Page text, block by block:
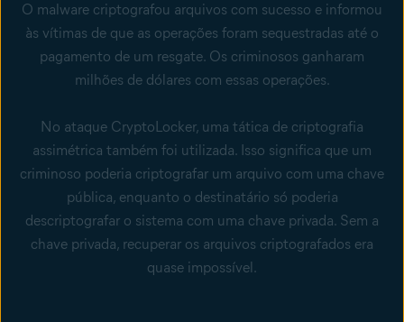
O malware criptografou arquivos com sucesso e informou
às vítimas de que as operações foram sequestradas até o
pagamento de um resgate. Os criminosos ganharam
milhões de dólares com essas operações.
No ataque CryptoLocker, uma tática de criptografia
assimétrica também foi utilizada. Isso significa que um
criminoso poderia criptografar um arquivo com uma chave
pública, enquanto o destinatário só poderia
descriptografar o sistema com uma chave privada. Sem a
chave privada, recuperar os arquivos criptografados era
quase impossível.